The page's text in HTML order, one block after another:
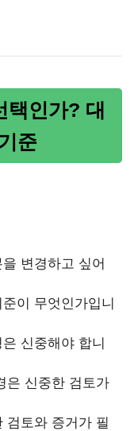
택인가? 대
준
변경하고 싶어
이 무엇인가입니
신중해야 합니
은 신중한 검토가
검토와 증거가 필